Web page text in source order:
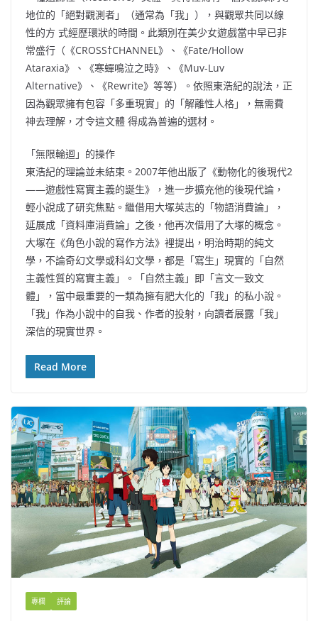
地位的「絕對觀測者」（通常為「我」），與觀眾共同以線
性的方 式經歷環狀的時間。此類別在美少女遊戲當中早已非
常盛行（《CROSS†CHANNEL》、《Fate/Hollow
Ataraxia》、《寒蟬鳴泣之時》、《Muv-Luv
Alternative》、《Rewrite》等等）。依照東浩紀的說法，正
因為觀眾擁有包容「多重現實」的「解離性人格」，無需費
神去理解，才令這文體 得成為普遍的選材。
「無限輪迴」的操作
東浩紀的理論並未結束。2007年他出版了《動物化的後現代2
——遊戲性寫實主義的誕生》，進一步擴充他的後現代論，
輕小說成了研究焦點。繼借用大塚英志的「物語消費論」，
延展成「資料庫消費論」之後，他再次借用了大塚的概念。
大塚在《角色小說的寫作方法》裡提出，明治時期的純文
學，不論奇幻文學或科幻文學，都是「寫生」現實的「自然
主義性質的寫實主義」。「自然主義」即「言文一致文
體」，當中最重要的一類為擁有肥大化的「我」的私小說。
「我」作為小說中的自我、作者的投射，向讀者展露「我」
深信的現實世界。
Read More
專欄 評論